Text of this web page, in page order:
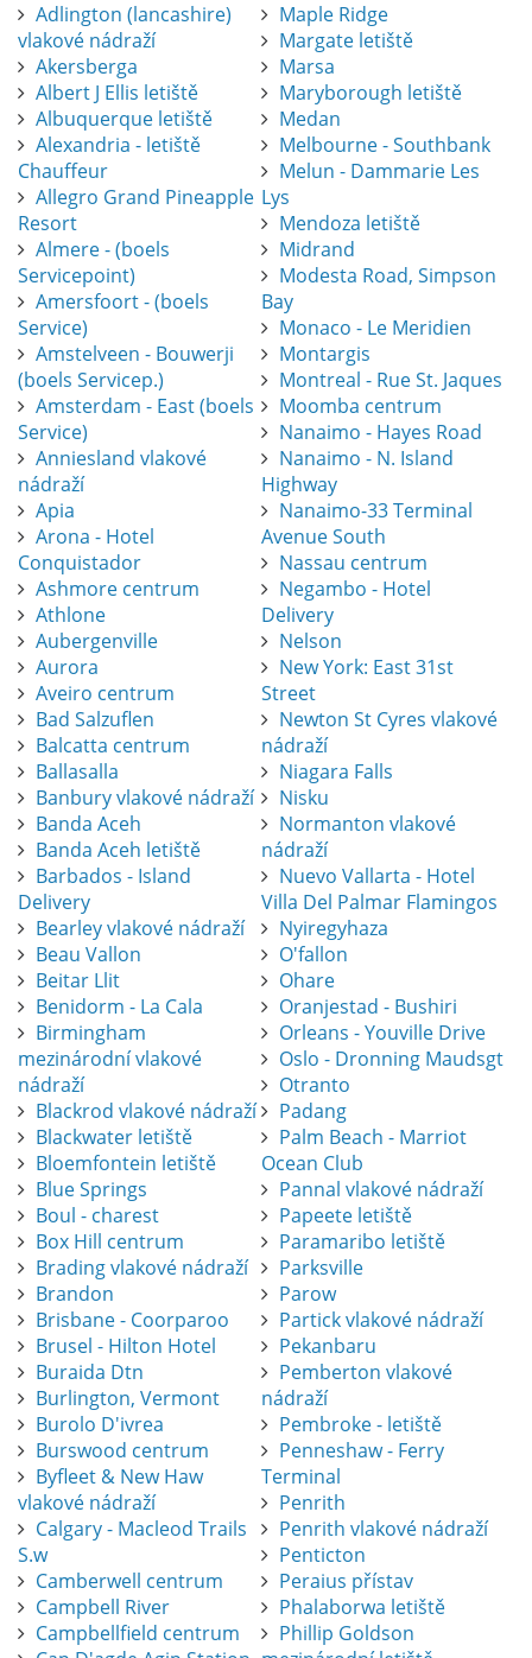
Adlington (lancashire)
vlakové nádraží
Akersberga
Albert J Ellis letiště
Albuquerque letiště
Alexandria - letiště
Chauffeur
Allegro Grand Pineapple
Resort
Almere - (boels
Servicepoint)
Amersfoort - (boels
Service)
Amstelveen - Bouwerji
(boels Servicep.)
Amsterdam - East (boels
Service)
Anniesland vlakové
nádraží
Apia
Arona - Hotel
Conquistador
Ashmore centrum
Athlone
Aubergenville
Aurora
Aveiro centrum
Bad Salzuflen
Balcatta centrum
Ballasalla
Banbury vlakové nádraží
Banda Aceh
Banda Aceh letiště
Barbados - Island
Delivery
Bearley vlakové nádraží
Beau Vallon
Beitar Llit
Benidorm - La Cala
Birmingham
mezinárodní vlakové
nádraží
Blackrod vlakové nádraží
Blackwater letiště
Bloemfontein letiště
Blue Springs
Boul - charest
Box Hill centrum
Brading vlakové nádraží
Brandon
Brisbane - Coorparoo
Brusel - Hilton Hotel
Buraida Dtn
Burlington, Vermont
Burolo D'ivrea
Burswood centrum
Byfleet & New Haw
vlakové nádraží
Calgary - Macleod Trails
S.w
Camberwell centrum
Campbell River
Campbellfield centrum
Maple Ridge
Margate letiště
Marsa
Maryborough letiště
Medan
Melbourne - Southbank
Melun - Dammarie Les
Lys
Mendoza letiště
Midrand
Modesta Road, Simpson
Bay
Monaco - Le Meridien
Montargis
Montreal - Rue St. Jaques
Moomba centrum
Nanaimo - Hayes Road
Nanaimo - N. Island
Highway
Nanaimo-33 Terminal
Avenue South
Nassau centrum
Negambo - Hotel
Delivery
Nelson
New York: East 31st
Street
Newton St Cyres vlakové
nádraží
Niagara Falls
Nisku
Normanton vlakové
nádraží
Nuevo Vallarta - Hotel
Villa Del Palmar Flamingos
Nyiregyhaza
O'fallon
Ohare
Oranjestad - Bushiri
Orleans - Youville Drive
Oslo - Dronning Maudsgt
Otranto
Padang
Palm Beach - Marriot
Ocean Club
Pannal vlakové nádraží
Papeete letiště
Paramaribo letiště
Parksville
Parow
Partick vlakové nádraží
Pekanbaru
Pemberton vlakové
nádraží
Pembroke - letiště
Penneshaw - Ferry
Terminal
Penrith
Penrith vlakové nádraží
Penticton
Peraius přístav
Phalaborwa letiště
Phillip Goldson